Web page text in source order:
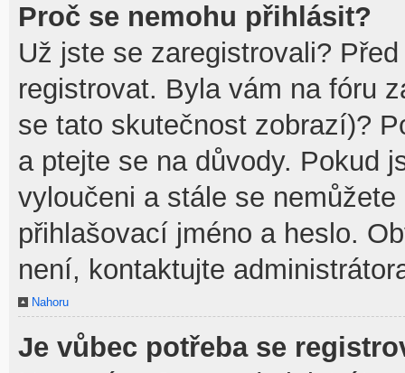
Proč se nemohu přihlásit?
Už jste se zaregistrovali?
registrovat. Byla vám na fóru
se tato skutečnost zobrazí)?
a ptejte se na důvody. Pokud
vyloučeni a stále se
přihlašovací jméno a heslo.
není, kontaktujte
Nahoru
Je vůbec potřeba se